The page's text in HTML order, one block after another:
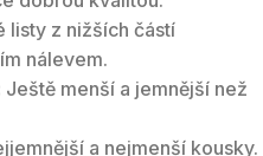
listy z nižších částí
nálevem.
Ještě menší a jemnější než
a nejmenší kousky.